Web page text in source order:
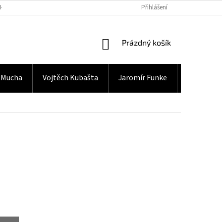
ÚDAJŮ Přihlášení
NÁKUPNÍ
Prázdný košík
Vojtěch Kubašta Jaromír Funke